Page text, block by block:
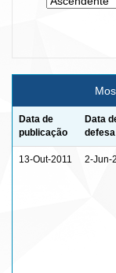
Data de
publicação
Data
defesa
13-Out-2011 2-Jun-